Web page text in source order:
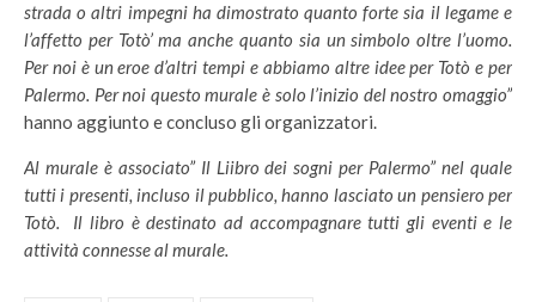
strada o altri impegni ha dimostrato quanto forte sia il legame e
l’affetto per Totò’ ma anche quanto sia un simbolo oltre l’uomo.
Per noi è un eroe d’altri tempi e abbiamo altre idee per Totò e per
Palermo. Per noi questo murale è solo l’inizio del nostro omaggio”
hanno aggiunto e concluso gli organizzatori.
Al murale è associato” Il Liibro dei sogni per Palermo” nel quale
tutti i presenti, incluso il pubblico, hanno lasciato un pensiero per
Totò. Il libro è destinato ad accompagnare tutti gli eventi e le
attività connesse al murale.